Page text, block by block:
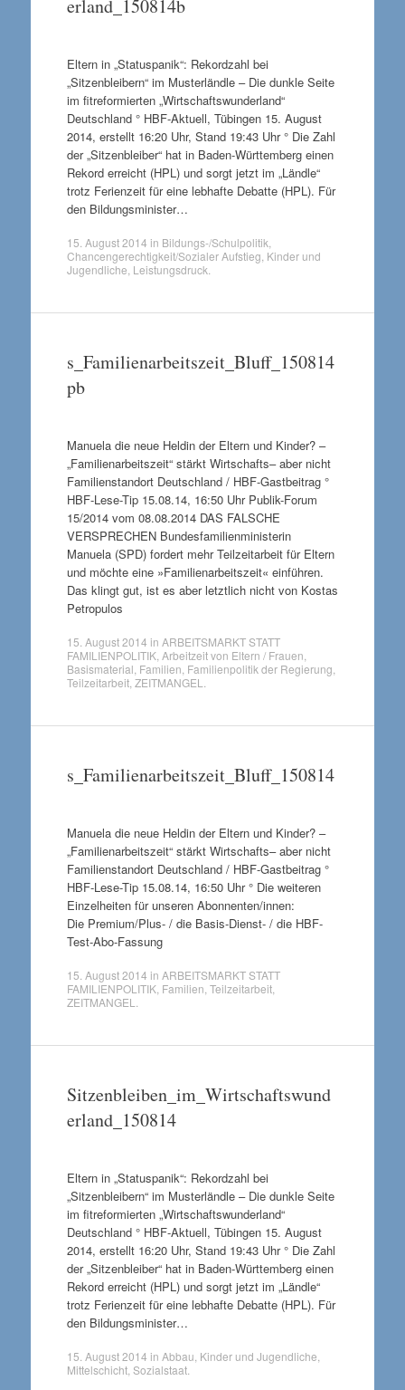
erland_150814b
Eltern in „Statuspanik“: Rekordzahl bei
„Sitzenbleibern“ im Musterländle – Die dunkle Seite
im fitreformierten „Wirtschaftswunderland“
Deutschland ° HBF-Aktuell, Tübingen 15. August
2014, erstellt 16:20 Uhr, Stand 19:43 Uhr ° Die Zahl
der „Sitzenbleiber“ hat in Baden-Württemberg einen
Rekord erreicht (HPL) und sorgt jetzt im „Ländle“
trotz Ferienzeit für eine lebhafte Debatte (HPL). Für
den Bildungsminister…
15. August 2014 in Bildungs-/Schulpolitik
Chancengerechtigkeit/Sozialer Aufstieg Kinder und
Jugendliche Leistungsdruck
s_Familienarbeitszeit_Bluff_150814
pb
Manuela die neue Heldin der Eltern und Kinder? –
„Familienarbeitszeit“ stärkt Wirtschafts– aber nicht
Familienstandort Deutschland / HBF-Gastbeitrag °
HBF-Lese-Tip 15.08.14, 16:50 Uhr Publik-Forum
15/2014 vom 08.08.2014 DAS FALSCHE
VERSPRECHEN Bundesfamilienministerin
Manuela (SPD) fordert mehr Teilzeitarbeit für Eltern
und möchte eine »Familienarbeitszeit« einführen.
Das klingt gut, ist es aber letztlich nicht von Kostas
Petropulos
15. August 2014 in ARBEITSMARKT STATT
FAMILIENPOLITIK, Arbeitzeit von Eltern / Frauen
Basismaterial Familien Familienpolitik der Regierung
Teilzeitarbeit, ZEITMANGEL
s_Familienarbeitszeit_Bluff_150814
Manuela die neue Heldin der Eltern und Kinder? –
„Familienarbeitszeit“ stärkt Wirtschafts– aber nicht
Familienstandort Deutschland / HBF-Gastbeitrag °
HBF-Lese-Tip 15.08.14, 16:50 Uhr ° Die weiteren
Einzelheiten für unseren Abonnenten/innen:
Die Premium/Plus- / die Basis-Dienst- / die HBF-
Test-Abo-Fassung
15. August 2014 in ARBEITSMARKT STATT
FAMILIENPOLITIK, Familien Teilzeitarbeit,
ZEITMANGEL
Sitzenbleiben_im_Wirtschaftswund
erland_150814
Eltern in „Statuspanik“: Rekordzahl bei
„Sitzenbleibern“ im Musterländle – Die dunkle Seite
im fitreformierten „Wirtschaftswunderland“
Deutschland ° HBF-Aktuell, Tübingen 15. August
2014, erstellt 16:20 Uhr, Stand 19:43 Uhr ° Die Zahl
der „Sitzenbleiber“ hat in Baden-Württemberg einen
Rekord erreicht (HPL) und sorgt jetzt im „Ländle“
trotz Ferienzeit für eine lebhafte Debatte (HPL). Für
den Bildungsminister…
15. August 2014 in Abbau Kinder und Jugendliche
Mittelschicht, Sozialstaat.